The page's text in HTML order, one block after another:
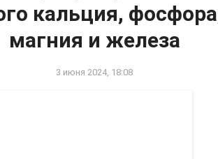
кальция,
магния и железа
3 июня 2024, 18:08